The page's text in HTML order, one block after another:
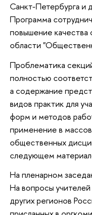
Санкт-Петербурга и
Программа
повышение качества
области
Проблематика
полностью
а содержание
видов практик для
форм и методов
применение в
общественных
следующем
На пленарном
На вопросы
других регионов